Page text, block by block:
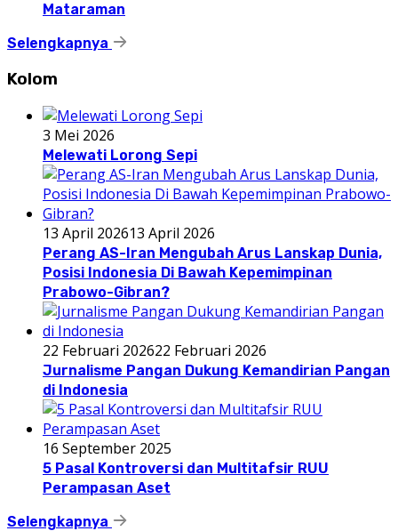
Mataraman
Selengkapnya
Kolom
3 Mei 2026
Melewati Lorong Sepi
13 April 202613 April 2026
Perang AS-Iran Mengubah Arus Lanskap Dunia,
Posisi Indonesia Di Bawah Kepemimpinan
Prabowo-Gibran?
22 Februari 202622 Februari 2026
Jurnalisme Pangan Dukung Kemandirian Pangan
di Indonesia
16 September 2025
5 Pasal Kontroversi dan Multitafsir RUU
Perampasan Aset
Selengkapnya